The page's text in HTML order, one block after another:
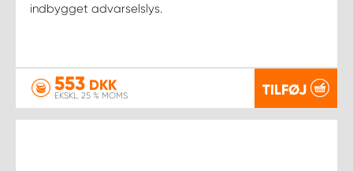
indbygget advarselslys.
553 DKK
EKSKL. 25 % MOMS TILFØJ